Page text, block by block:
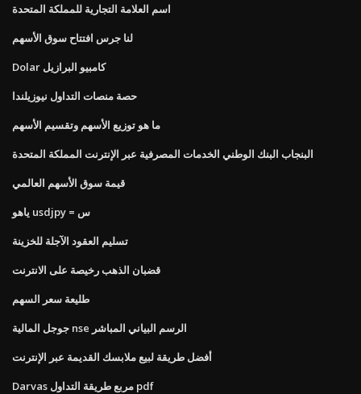
اسم العلامة التجارية للمملكة المتحدة
لنا جرس افتتاح سوق الأسهم
Dolar كامبيو البرازيل
حصة منصات التداول نيوزيلندا
ما هو توزيع الأسهم وتقسيم الأسهم
البنجاب البنك الوطني الخدمات المصرفية عبر الإنترنت المملكة المتحدة
قيمة سوق الأسهم العالمي
ياهو usdjpy = س
تسليم العقود الآجلة للخزينة
قضبان الذهب رخيصة على الانترنت
طليعة سعر السهم
جوجل المالية nse الرسم البياني المباشر
أفضل طريقة لبيع ملابسك القديمة عبر الإنترنت
Darvas مربع طريقة التداول pdf